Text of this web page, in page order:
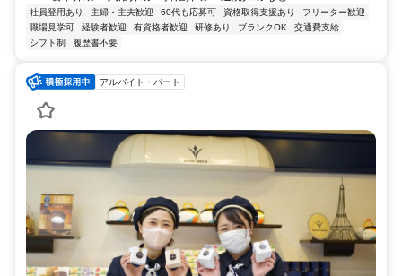
社員登用あり 主婦・主夫歓迎 60代も応募可 資格取得支援あり
フリーター歓迎
職場見学可
経験者歓迎 有資格者歓迎 研修あり ブランクOK
交通費支給
シフト制
履歴書不要
アルバイト・パート